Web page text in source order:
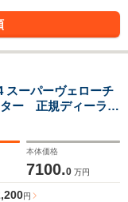
ーパーヴェローチ
ー 正規ディーラー
ハンドル Fiエキ
イエローキャリ
本体価格
7100.0 万円
円